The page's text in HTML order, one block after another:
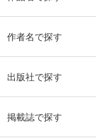
作者名で探す
出版社で探す
掲載誌で探す